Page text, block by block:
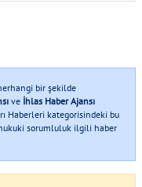
bir şekilde
ve İhlas Haber Ajansı
Haberleri kategorisindeki bu
sorumluluk ilgili haber